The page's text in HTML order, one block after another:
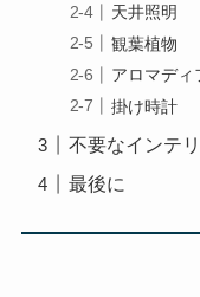
天井照明
観葉植物
アロマディ
掛け時計
不要なインテ
最後に